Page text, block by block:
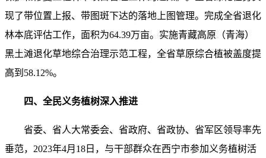
现了带位置上报、带图斑下达的落地上图管理。完成全省退化
林本底评估工作，面积为64.39万亩。实施青藏高原（青海）
黑土滩退化草地综合治理示范工程，全省草原综合植被盖度提
高到58.12%。
四、全民义务植树深入推进
省委、省人大常委会、省政府、省政协、省军区领导率先
垂范，2023年4月18日，与干部群众在西宁市参加义务植树活